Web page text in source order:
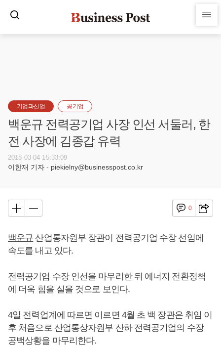
기업과산업 공기업
백운규 전력공기업 사장 인선 서둘러, 한
전 사장에 김종갑 유력
2018-03-04 15:33:09
이한재 기자 - piekielny@businesspost.co.kr
0
백운규 산업통자원부 장관이 전력공기업 수장 선임에
속도를 내고 있다.
전력공기업 수장 인선을 마무리한 뒤 에너지 전환정책
에 더욱 힘을 실을 것으로 보인다.
4일 전력업계에 따르면 이르면 4월 초 백 장관은 취임 이
후 처음으로 산업통상자원부 산하 전력공기업의 수장
공백상황을 마무리한다.